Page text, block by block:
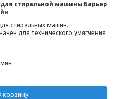
стиральной машины Барьер
стиральных машин.
для технического умягчения
корзину